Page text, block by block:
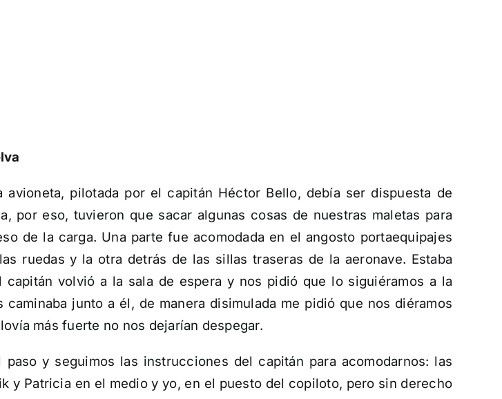
avioneta, pilotada por el capitán Héctor Bello, debía ser dispuesta de
por eso, tuvieron que sacar algunas cosas de nuestras maletas para
de la carga. Una parte fue acomodada en el angosto portaequipajes
ruedas y la otra detrás de las sillas traseras de la aeronave. Estaba
capitán volvió a la sala de espera y nos pidió que lo siguiéramos a la
caminaba junto a él, de manera disimulada me pidió que nos diéramos
más fuerte no nos dejarían despegar.
paso y seguimos las instrucciones del capitán para acomodarnos: las
y Patricia en el medio y yo, en el puesto del copiloto, pero sin derecho